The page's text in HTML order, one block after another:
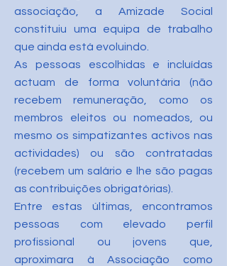
associação, a Amizade Social
constituiu uma equipa de trabalho
que ainda está evoluindo.
As pessoas escolhidas e incluídas
actuam de forma voluntária (não
recebem remuneração, como os
membros eleitos ou nomeados, ou
mesmo os simpatizantes activos nas
actividades) ou são contratadas
(recebem um salário e lhe são pagas
as contribuições obrigatórias).
Entre estas últimas, encontramos
pessoas com elevado perfil
profissional ou jovens que,
aproximara à Associação como